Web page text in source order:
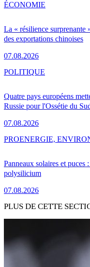
La « résilience surprenante
des exportations chinoises
07.08.2026
ÉCONOMIE
Quatre pays européens
Russie pour l'Ossétie du
07.08.2026
POLITIQUE
Panneaux solaires et puces
polysilicium
07.08.2026
PROENERGIE,
PLUS DE CETTE